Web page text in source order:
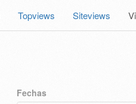
Topviews Siteviews
Fechas